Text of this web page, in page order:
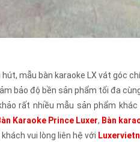
mẫu bàn karaoke LX vát góc
bảo độ bền sản phẩm tối đa
rất nhiều mẫu sản phẩm
Karaoke Prince Luxer, Bàn
vui lòng liên hệ với